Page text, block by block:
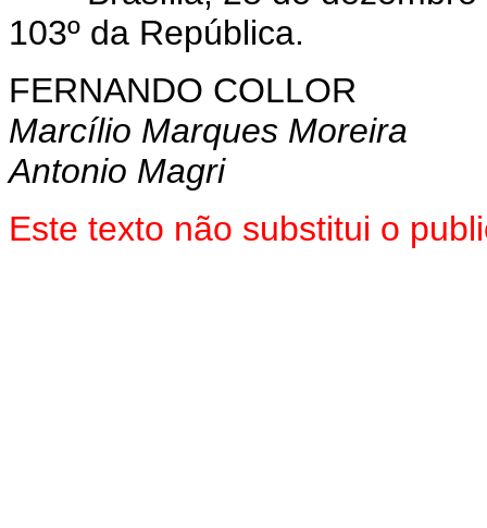
103º da República.
FERNANDO COLLOR
Marcílio Marques Moreira
Antonio Magri
Este texto não substitui o